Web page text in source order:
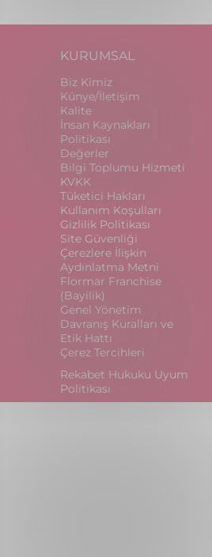
KURUMSAL
Biz Kimiz
Künye/İletişim
Kalite
İnsan Kaynakları
Politikası
Değerler
Bilgi Toplumu Hizmeti
KVKK
Tüketici Hakları
Kullanım Koşulları
Gizlilik Politikası
Site Güvenliği
Çerezlere İlişkin
Aydınlatma Metni
Flormar Franchise
(Bayilik)
Genel Yönetim
Davranış Kuralları ve
Etik Hattı
Çerez Tercihleri
Rekabet Hukuku Uyum
Politikası